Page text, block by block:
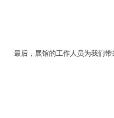
最后，展馆的工作人员为我们